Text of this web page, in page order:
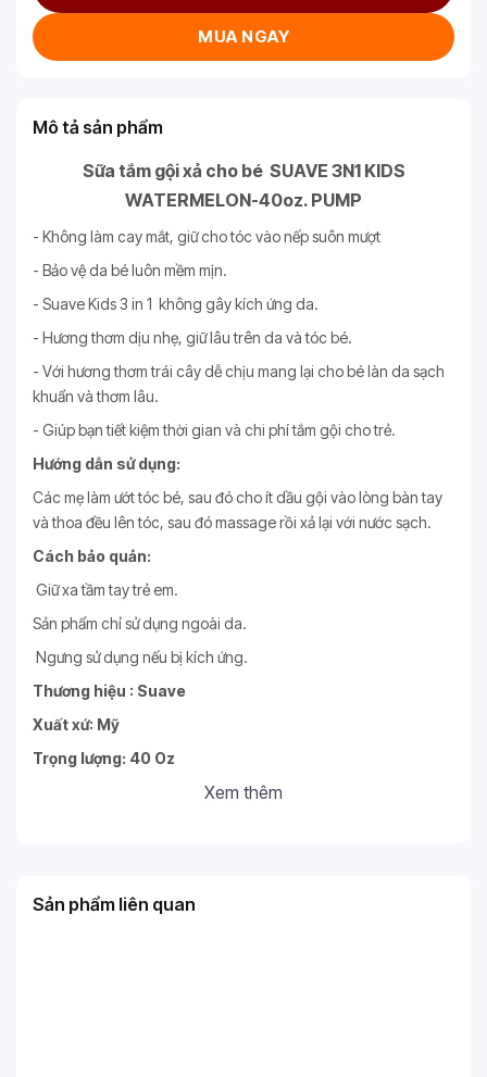
MUA NGAY
Mô tả sản phẩm
Sữa tắm gội xả cho bé SUAVE 3N1 KIDS
WATERMELON-40oz. PUMP
- Không làm cay mắt, giữ cho tóc vào nếp suôn mượt
- Bảo vệ da bé luôn mềm mịn.
- Suave Kids 3 in 1 không gây kích ứng da.
- Hương thơm dịu nhẹ, giữ lâu trên da và tóc bé.
- Với hương thơm trái cây dễ chịu mang lại cho bé làn da sạch
khuẩn và thơm lâu.
- Giúp bạn tiết kiệm thời gian và chi phí tắm gội cho trẻ.
Hướng dẫn sử dụng:
Các mẹ làm ướt tóc bé, sau đó cho ít dầu gội vào lòng bàn tay
và thoa đều lên tóc, sau đó massage rồi xả lại với nước sạch.
Cách bảo quản:
Giữ xa tầm tay trẻ em.
Sản phẩm chỉ sử dụng ngoài da.
Ngưng sử dụng nếu bị kích ứng.
Thương hiệu : Suave
Xuất xứ: Mỹ
Trọng lượng: 40 Oz
Xem thêm
Sản phẩm liên quan